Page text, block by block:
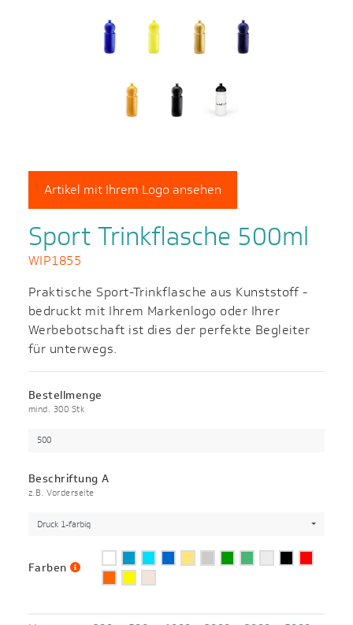
Artikel mit Ihrem Logo ansehen
Sport Trinkflasche 500ml
WIP1855
Praktische Sport-Trinkflasche aus Kunststoff -
bedruckt mit Ihrem Markenlogo oder Ihrer
Werbebotschaft ist dies der perfekte Begleiter
für unterwegs.
Bestellmenge
mind. 300 Stk
Beschriftung A
z.B. Vorderseite
Druck 1-farbig
Farben